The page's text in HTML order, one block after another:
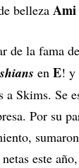
belleza Ami
de la fama
en E! y
a Skims. Se
Por su
sumaron
netas este